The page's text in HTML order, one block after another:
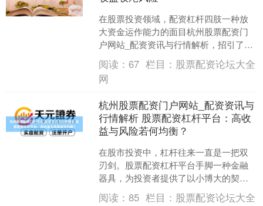
在股票投资领域，配资杠杆四肢一种放
大资金运作能力的面目杭州股票配资门
户网站_配资资讯与行情解析，招引了稠
密投资者的神气。通过配资，投资者不
错用较少的自有资金撬动....
阅读：67 栏目： 股票配资论坛大全
网
杭州股票配资门户网站_配资资讯与
行情解析 股票配资杠杆平台：高收
益与风险若何均衡？
在股市投资中，杠杆往来一直是一把双
刃剑。股票配资杠杆平台手脚一种金融
器具，为投资者提供了以小博大的契
机，但同期也带来了阻截忽视的风险。
如安在追求高收益的同期有用....
阅读：85 栏目： 股票配资论坛大全